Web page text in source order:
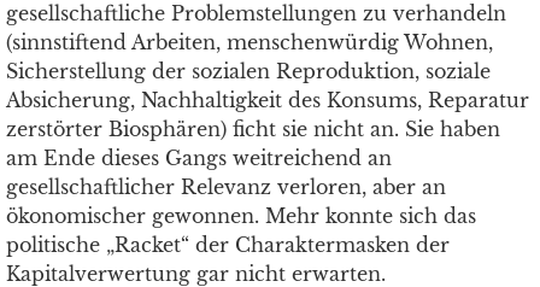
gesellschaftliche Problemstellungen zu verhandeln
(sinnstiftend Arbeiten, menschenwürdig Wohnen,
Sicherstellung der sozialen Reproduktion, soziale
Absicherung, Nachhaltigkeit des Konsums, Reparatur
zerstörter Biosphären) ficht sie nicht an. Sie haben
am Ende dieses Gangs weitreichend an
gesellschaftlicher Relevanz verloren, aber an
ökonomischer gewonnen. Mehr konnte sich das
politische „Racket“ der Charaktermasken der
Kapitalverwertung gar nicht erwarten.